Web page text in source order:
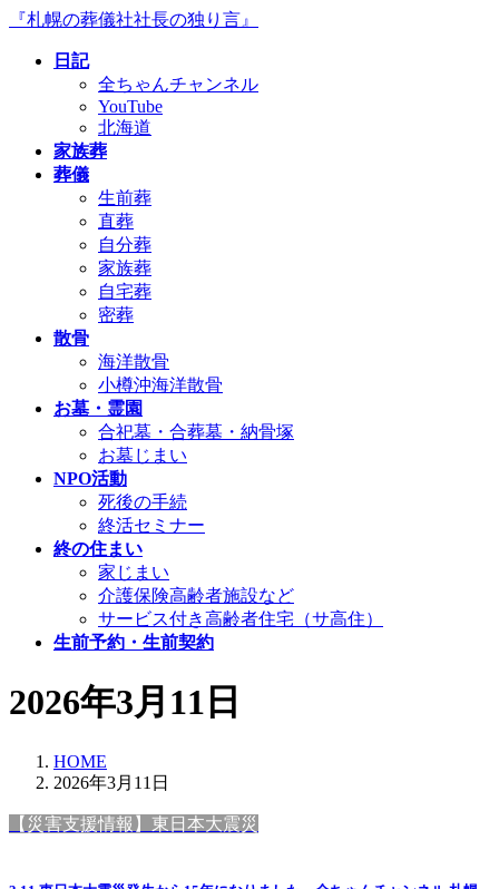
コ
ナ
『札幌の葬儀社社長の独り言』
日記
全ちゃんチャンネル
YouTube
北海道
家族葬
葬儀
生前葬
直葬
自分葬
家族葬
自宅葬
密葬
散骨
海洋散骨
小樽沖海洋散骨
お墓・霊園
合祀墓・合葬墓・納骨塚
お墓じまい
NPO活動
死後の手続
終活セミナー
終の住まい
家じまい
介護保険高齢者施設など
サービス付き高齢者住宅（サ高住）
生前予約・生前契約
2026年3月11日
HOME
2026年3月11日
【災害支援情報】東日本大震災